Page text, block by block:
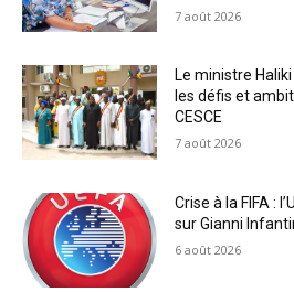
7 août 2026
Le ministre
les défis et
CESCE
7 août 2026
Crise à la FIFA :
sur Gianni
6 août 2026